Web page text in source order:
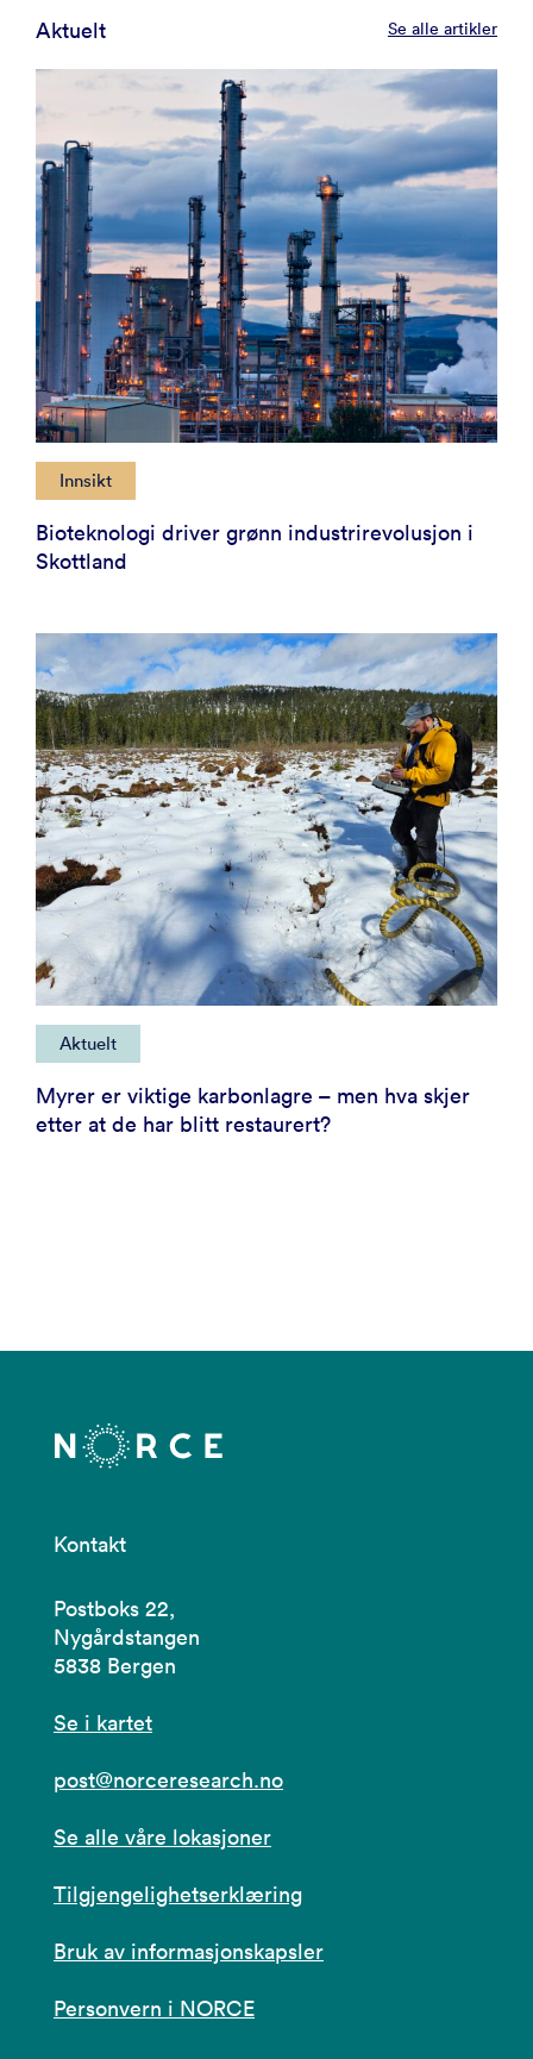
Aktuelt Se alle artikler
Innsikt
Bioteknologi driver grønn industrirevolusjon i
Skottland
Aktuelt
Myrer er viktige karbonlagre – men hva skjer
etter at de har blitt restaurert?
Kontakt
Postboks 22,
Nygårdstangen
5838 Bergen
Se i kartet
post@norceresearch.no
Se alle våre lokasjoner
Tilgjengelighetserklæring
Bruk av informasjonskapsler
Personvern i NORCE